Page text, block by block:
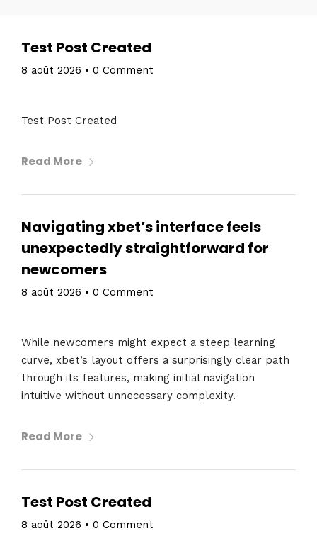
Test Post Created
8 août 2026 • 0 Comment
Test Post Created
Read More
Navigating xbet’s interface feels
unexpectedly straightforward for
newcomers
8 août 2026 • 0 Comment
While newcomers might expect a steep learning
curve, xbet’s layout offers a surprisingly clear path
through its features, making initial navigation
intuitive without unnecessary complexity.
Read More
Test Post Created
8 août 2026 • 0 Comment
Schedules
Speakers